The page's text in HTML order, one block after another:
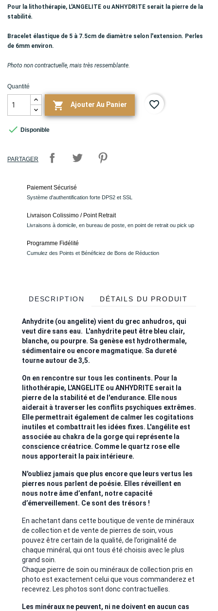
Pour la lithothérapie, L'ANGELITE ou ANHYDRITE serait la pierre de la
stabilité.
Bracelet élastique de 5 à 7.5cm de diamètre selon l'extension. Perles
de 6mm environ.
Photo non contractuelle, mais très ressemblante.
Quantité
 Ajouter Au Panier favorite_border
 Disponible
PARTAGER
Paiement Sécurisé
Système d'authentification forte DPS2 et SSL
Livraison Colissimo / Point Retrait
Livraisons à domicile, en bureau de poste, en point de retrait ou pick up
Programme Fidélité
Cumulez des Points et Bénéficiez de Bons de Réduction
DESCRIPTION DÉTAILS DU PRODUIT
Anhydrite (ou angelite) vient du grec anhudros, qui
veut dire sans eau. L'anhydrite peut être bleu clair,
blanche, ou pourpre. Sa genèse est hydrothermale,
sédimentaire ou encore magmatique. Sa dureté
tourne autour de 3,5.
On en rencontre sur tous les continents. Pour la
lithothérapie, L'ANGELITE ou ANHYDRITE serait la
pierre de la stabilité et de l'endurance. Elle nous
aiderait à traverser les conflits psychiques extrêmes.
Elle permettrait également de calmer les cogitations
inutiles et combattrait les idées fixes. L'angélite est
associée au chakra de la gorge qui représente la
conscience créatrice. Comme le quartz rose elle
nous apporterait la paix intérieure.
N'oubliez jamais que plus encore que leurs vertus les
pierres nous parlent de poésie. Elles réveillent en
nous notre âme d’enfant, notre capacité
d’émerveillement. Ce sont des trésors !
En achetant dans cette boutique de vente de minéraux
de collection et de vente de pierres de soin, vous
pouvez être certain de la qualité, de l’originalité de
chaque minéral, qui ont tous été choisis avec le plus
grand soin.
Chaque pierre de soin ou minéraux de collection pris en
photo est exactement celui que vous commanderez et
recevrez. Les photos sont donc contractuelles.
Les minéraux ne peuvent, ni ne doivent en aucun cas